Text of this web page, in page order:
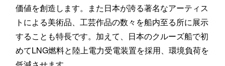
価値を創造します。また日本が誇る著名なアーティス
トによる美術品、工芸作品の数々を船内至る所に展示
することも特長です。加えて、日本のクルーズ船で初
めてLNG燃料と陸上電力受電装置を採用、環境負荷を